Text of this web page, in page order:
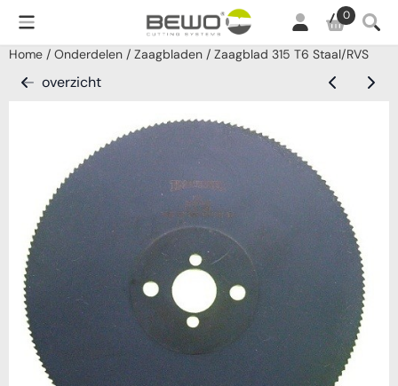
Cookievoorkeuren zijn momenteel gesloten. 0
Home / Onderdelen / Zaagbladen / Zaagblad 315 T6 Staal/RVS
overzicht